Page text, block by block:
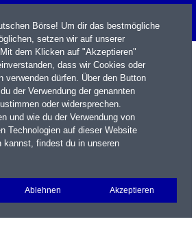
Watchlist Portfolio Login
Börse! Um dir das bestmögliche
setzen wir auf unserer
dem Klicken auf "Akzeptieren"
dass wir Cookies oder
verwenden dürfen. Über den Button
der Verwendung der genannten
oder widersprechen.
und wie du der Verwendung von
Technologien auf dieser Website
kannst, findest du in unseren
Ablehnen Akzeptieren